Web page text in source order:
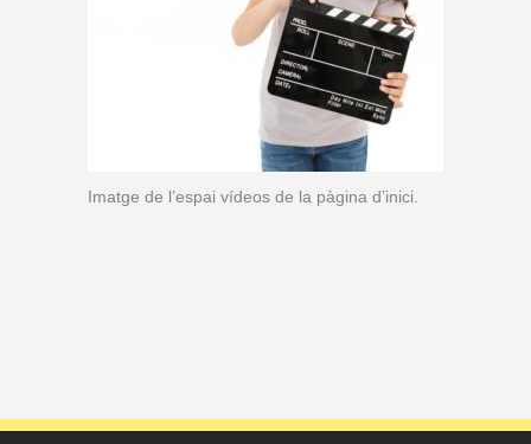
Imatge de l’espai vídeos de la pàgina d’inici.